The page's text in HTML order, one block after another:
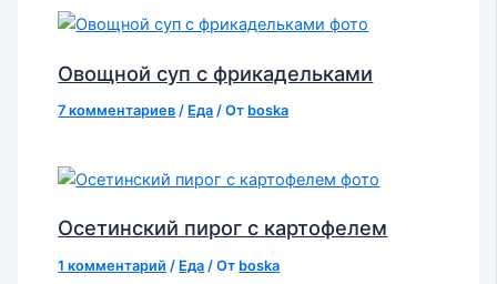
Овощной суп с фрикадельками
7 комментариев / Еда / От boska
Осетинский пирог с картофелем
1 комментарий / Еда / От boska